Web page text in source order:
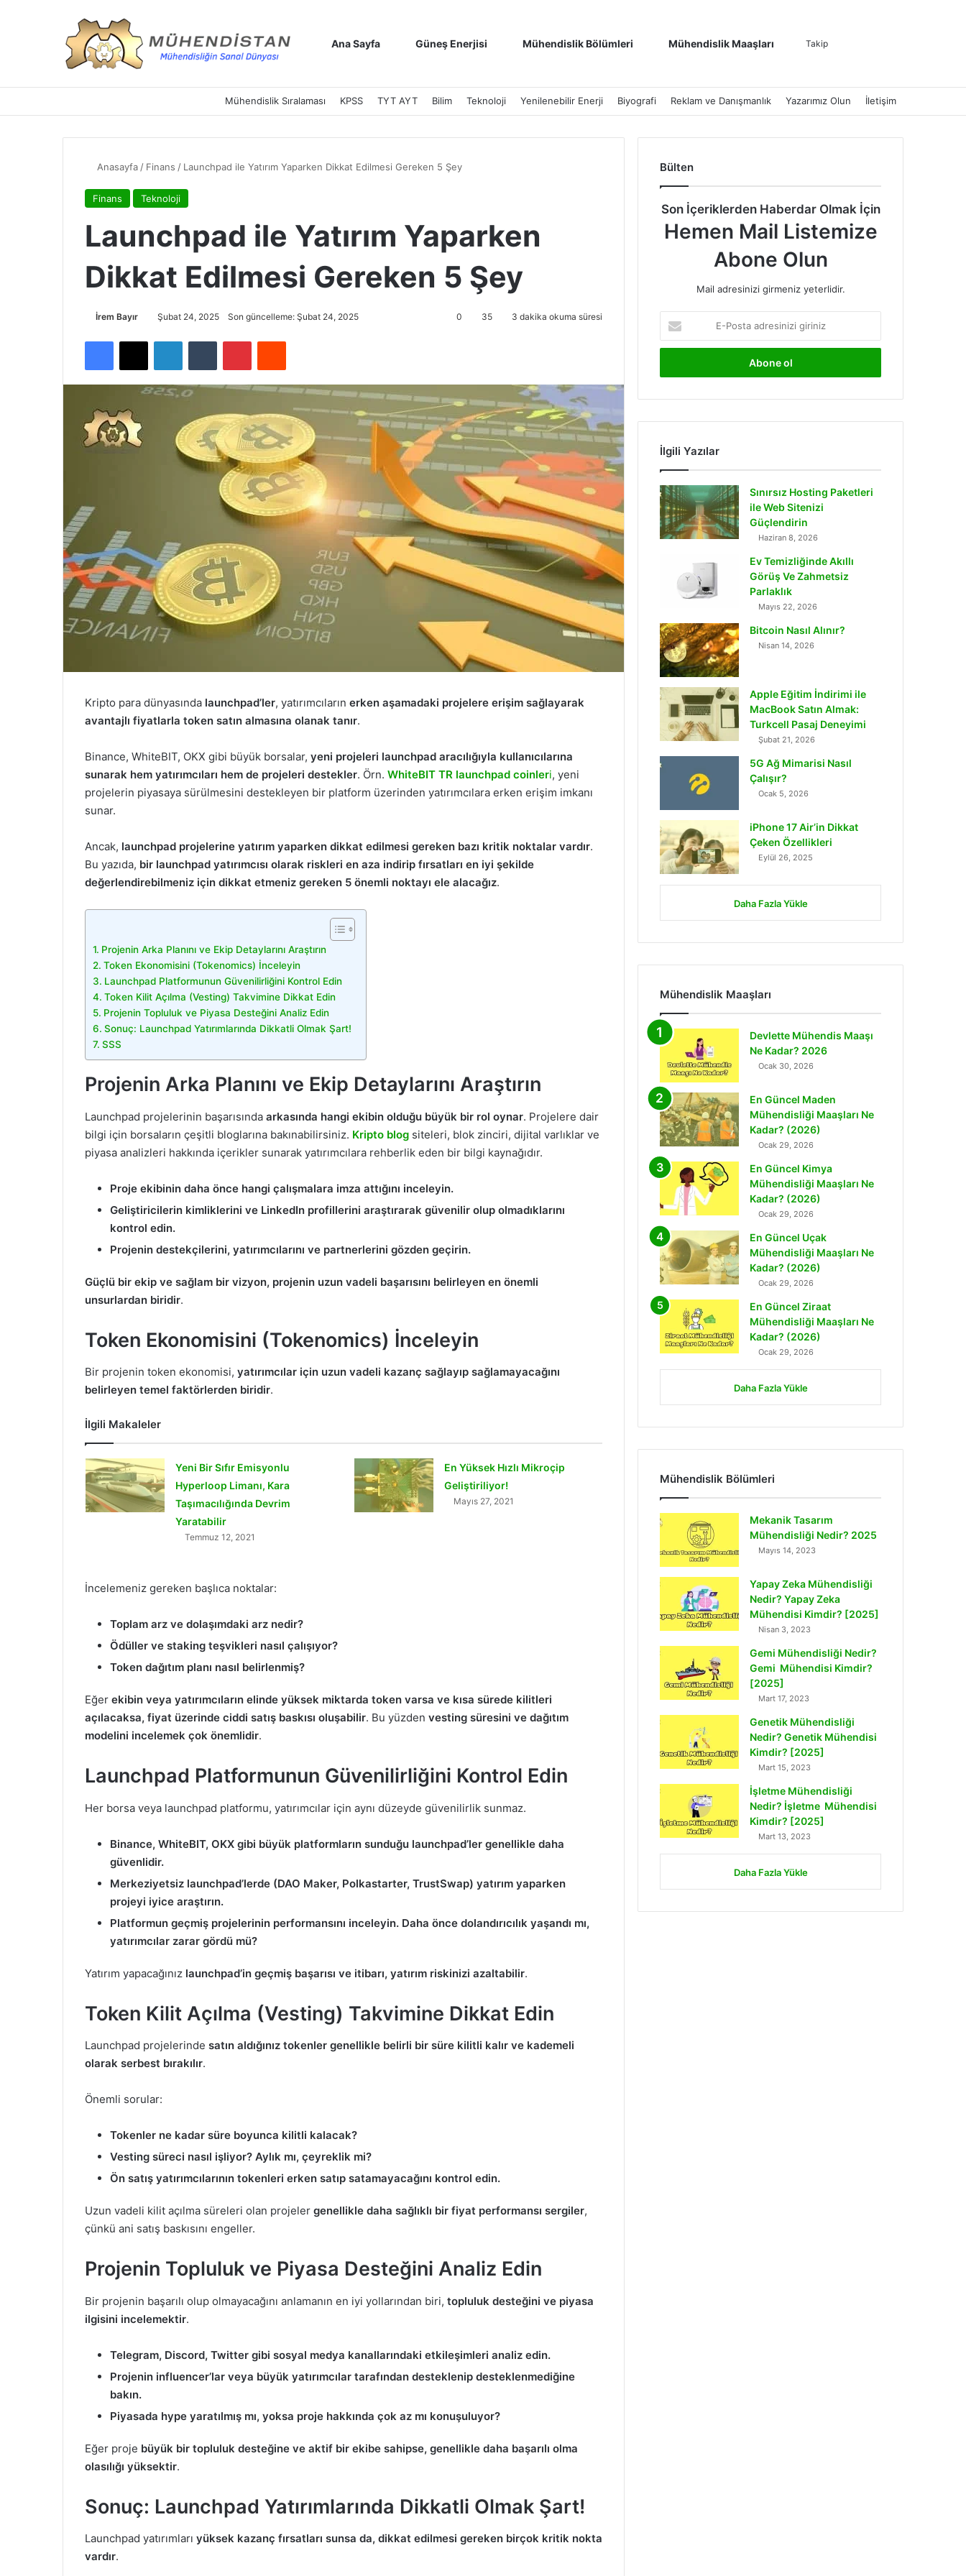
Ana Sayfa Güneş Enerjisi Mühendislik Bölümleri Mühendislik Maaşları Takip
Mühendislik Sıralaması KPSS TYT AYT Bilim Teknoloji Yenilenebilir Enerji Biyografi Reklam ve Danışmanlık Yazarımız Olun İletişim
Anasayfa / Finans / Launchpad ile Yatırım Yaparken Dikkat Edilmesi Gereken 5 Şey
Finans Teknoloji
Launchpad ile Yatırım Yaparken
Dikkat Edilmesi Gereken 5 Şey
İrem Bayır Şubat 24, 2025 Son güncelleme: Şubat 24, 2025 0 35 3 dakika okuma süresi
Facebook
X LinkedInTumblr PinterestReddit
Kripto para dünyasında launchpad’ler, yatırımcıların erken aşamadaki projelere erişim sağlayarak
avantajlı fiyatlarla token satın almasına olanak tanır.
Binance, WhiteBIT, OKX gibi büyük borsalar, yeni projeleri launchpad aracılığıyla kullanıcılarına
sunarak hem yatırımcıları hem de projeleri destekler. Örn. WhiteBIT TR launchpad coinleri, yeni
projelerin piyasaya sürülmesini destekleyen bir platform üzerinden yatırımcılara erken erişim imkanı
sunar.
Ancak, launchpad projelerine yatırım yaparken dikkat edilmesi gereken bazı kritik noktalar vardır.
Bu yazıda, bir launchpad yatırımcısı olarak riskleri en aza indirip fırsatları en iyi şekilde
değerlendirebilmeniz için dikkat etmeniz gereken 5 önemli noktayı ele alacağız.
Projenin Arka Planını ve Ekip Detaylarını Araştırın
Token Ekonomisini (Tokenomics) İnceleyin
Launchpad Platformunun Güvenilirliğini Kontrol Edin
Token Kilit Açılma (Vesting) Takvimine Dikkat Edin
Projenin Topluluk ve Piyasa Desteğini Analiz Edin
Sonuç: Launchpad Yatırımlarında Dikkatli Olmak Şart!
SSS
Projenin Arka Planını ve Ekip Detaylarını Araştırın
Launchpad projelerinin başarısında arkasında hangi ekibin olduğu büyük bir rol oynar. Projelere dair
bilgi için borsaların çeşitli bloglarına bakınabilirsiniz. Kripto blog siteleri, blok zinciri, dijital varlıklar ve
piyasa analizleri hakkında içerikler sunarak yatırımcılara rehberlik eden bir bilgi kaynağıdır.
Proje ekibinin daha önce hangi çalışmalara imza attığını inceleyin.
Geliştiricilerin kimliklerini ve LinkedIn profillerini araştırarak güvenilir olup olmadıklarını
kontrol edin.
Projenin destekçilerini, yatırımcılarını ve partnerlerini gözden geçirin.
Güçlü bir ekip ve sağlam bir vizyon, projenin uzun vadeli başarısını belirleyen en önemli
unsurlardan biridir.
Token Ekonomisini (Tokenomics) İnceleyin
Bir projenin token ekonomisi, yatırımcılar için uzun vadeli kazanç sağlayıp sağlamayacağını
belirleyen temel faktörlerden biridir.
İlgili Makaleler
Yeni Bir Sıfır Emisyonlu
Hyperloop Limanı, Kara
Taşımacılığında Devrim
Yaratabilir
Temmuz 12, 2021
En Yüksek Hızlı Mikroçip
Geliştiriliyor!
Mayıs 27, 2021
İncelemeniz gereken başlıca noktalar:
Toplam arz ve dolaşımdaki arz nedir?
Ödüller ve staking teşvikleri nasıl çalışıyor?
Token dağıtım planı nasıl belirlenmiş?
Eğer ekibin veya yatırımcıların elinde yüksek miktarda token varsa ve kısa sürede kilitleri
açılacaksa, fiyat üzerinde ciddi satış baskısı oluşabilir. Bu yüzden vesting süresini ve dağıtım
modelini incelemek çok önemlidir.
Launchpad Platformunun Güvenilirliğini Kontrol Edin
Her borsa veya launchpad platformu, yatırımcılar için aynı düzeyde güvenilirlik sunmaz.
Binance, WhiteBIT, OKX gibi büyük platformların sunduğu launchpad’ler genellikle daha
güvenlidir.
Merkeziyetsiz launchpad’lerde (DAO Maker, Polkastarter, TrustSwap) yatırım yaparken
projeyi iyice araştırın.
Platformun geçmiş projelerinin performansını inceleyin. Daha önce dolandırıcılık yaşandı mı,
yatırımcılar zarar gördü mü?
Yatırım yapacağınız launchpad’in geçmiş başarısı ve itibarı, yatırım riskinizi azaltabilir.
Token Kilit Açılma (Vesting) Takvimine Dikkat Edin
Launchpad projelerinde satın aldığınız tokenler genellikle belirli bir süre kilitli kalır ve kademeli
olarak serbest bırakılır.
Önemli sorular:
Tokenler ne kadar süre boyunca kilitli kalacak?
Vesting süreci nasıl işliyor? Aylık mı, çeyreklik mi?
Ön satış yatırımcılarının tokenleri erken satıp satamayacağını kontrol edin.
Uzun vadeli kilit açılma süreleri olan projeler genellikle daha sağlıklı bir fiyat performansı sergiler,
çünkü ani satış baskısını engeller.
Projenin Topluluk ve Piyasa Desteğini Analiz Edin
Bir projenin başarılı olup olmayacağını anlamanın en iyi yollarından biri, topluluk desteğini ve piyasa
ilgisini incelemektir.
Telegram, Discord, Twitter gibi sosyal medya kanallarındaki etkileşimleri analiz edin.
Projenin influencer’lar veya büyük yatırımcılar tarafından desteklenip desteklenmediğine
bakın.
Piyasada hype yaratılmış mı, yoksa proje hakkında çok az mı konuşuluyor?
Eğer proje büyük bir topluluk desteğine ve aktif bir ekibe sahipse, genellikle daha başarılı olma
olasılığı yüksektir.
Sonuç: Launchpad Yatırımlarında Dikkatli Olmak Şart!
Launchpad yatırımları yüksek kazanç fırsatları sunsa da, dikkat edilmesi gereken birçok kritik nokta
vardır.
Bülten
Son İçeriklerden Haberdar Olmak İçin
Hemen Mail Listemize
Abone Olun
Mail adresinizi girmeniz yeterlidir.
Posta
adresinizi
İlgili Yazılar
Sınırsız Hosting Paketleri
ile Web Sitenizi
Güçlendirin
Haziran 8, 2026
Ev Temizliğinde Akıllı
Görüş Ve Zahmetsiz
Parlaklık
Mayıs 22, 2026
Bitcoin Nasıl Alınır?
Nisan 14, 2026
Apple Eğitim İndirimi ile
MacBook Satın Almak:
Turkcell Pasaj Deneyimi
Şubat 21, 2026
5G Ağ Mimarisi Nasıl
Çalışır?
Ocak 5, 2026
iPhone 17 Air’in Dikkat
Çeken Özellikleri
Eylül 26, 2025
Daha Fazla Yükle
Mühendislik Maaşları
Devlette Mühendis Maaşı
Ne Kadar? 2026
Ocak 30, 2026
En Güncel Maden
Mühendisliği Maaşları Ne
Kadar? (2026)
Ocak 29, 2026
En Güncel Kimya
Mühendisliği Maaşları Ne
Kadar? (2026)
Ocak 29, 2026
En Güncel Uçak
Mühendisliği Maaşları Ne
Kadar? (2026)
Ocak 29, 2026
En Güncel Ziraat
Mühendisliği Maaşları Ne
Kadar? (2026)
Ocak 29, 2026
Daha Fazla Yükle
Mühendislik Bölümleri
Mekanik Tasarım
Mühendisliği Nedir? 2025
Mayıs 14, 2023
Yapay Zeka Mühendisliği
Nedir? Yapay Zeka
Mühendisi Kimdir? [2025]
Nisan 3, 2023
Gemi Mühendisliği Nedir?
Gemi Mühendisi Kimdir?
[2025]
Mart 17, 2023
Genetik Mühendisliği
Nedir? Genetik Mühendisi
Kimdir? [2025]
Mart 15, 2023
İşletme Mühendisliği
Nedir? İşletme Mühendisi
Kimdir? [2025]
Mart 13, 2023
Daha Fazla Yükle